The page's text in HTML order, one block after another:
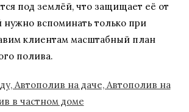
под землёй, что защищает её от
вспоминать только при
клиентам масштабный план
полива.